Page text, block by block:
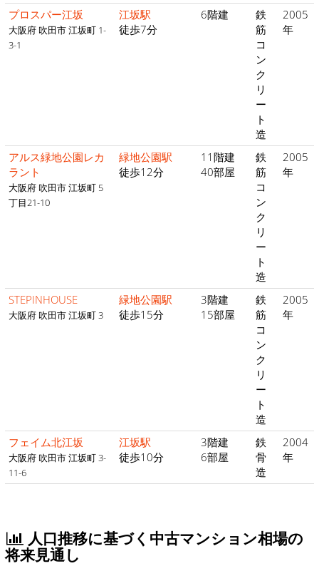
プロスパー江坂
大阪府 吹田市 江坂町 1-
3-1
江坂駅
徒歩7分
6階建
鉄
筋
コ
ン
ク
リ
ー
ト
造
2005
年
アルス緑地公園レカ
ラント
大阪府 吹田市 江坂町 5
丁目21-10
緑地公園駅
徒歩12分
11階建
40部屋
鉄
筋
コ
ン
ク
リ
ー
ト
造
2005
年
STEPINHOUSE
大阪府 吹田市 江坂町 3
緑地公園駅
徒歩15分
3階建
15部屋
鉄
筋
コ
ン
ク
リ
ー
ト
造
2005
年
フェイム北江坂
大阪府 吹田市 江坂町 3-
11-6
江坂駅
徒歩10分
3階建
6部屋
鉄
骨
造
2004
年
人口推移に基づく中古マンション相場の
将来見通し